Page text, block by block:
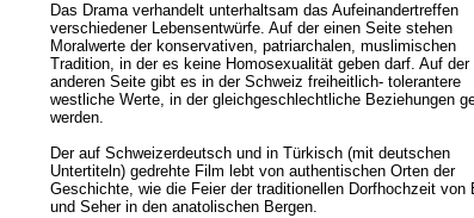
Das Drama verhandelt unterhaltsam das Aufeinandertreffen
verschiedener Lebensentwürfe. Auf der einen Seite stehen
Moralwerte der konservativen, patriarchalen, muslimischen
Tradition, in der es keine Homosexualität geben darf. Auf der
anderen Seite gibt es in der Schweiz freiheitlich- tolerantere
westliche Werte, in der gleichgeschlechtliche Beziehungen
werden.
Der auf Schweizerdeutsch und in Türkisch (mit deutschen
Untertiteln) gedrehte Film lebt von authentischen Orten der
Geschichte, wie die Feier der traditionellen Dorfhochzeit von
und Seher in den anatolischen Bergen.